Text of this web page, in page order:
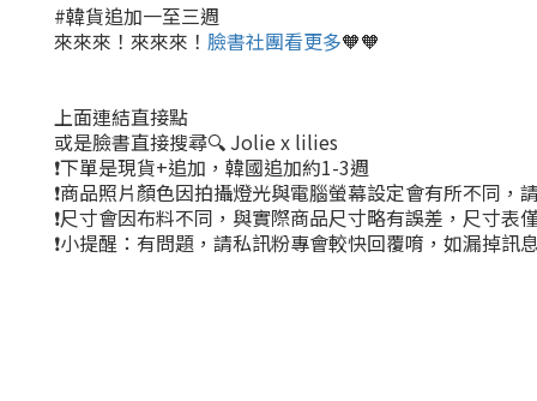
#韓貨追加一至三週
來來來！來來來！ 臉書社團看更多🧡🧡
上面連結直接點
或是臉書直接搜尋🔍 Jolie x lilies
❗下單是現貨+追加，韓國追加約1-3週
❗商品照片顏色因拍攝燈光與電腦螢幕設定會有所不同，
❗尺寸會因布料不同，與實際商品尺寸略有誤差，尺寸表
❗小提醒：有問題，請私訊粉專會較快回覆唷，如漏掉訊